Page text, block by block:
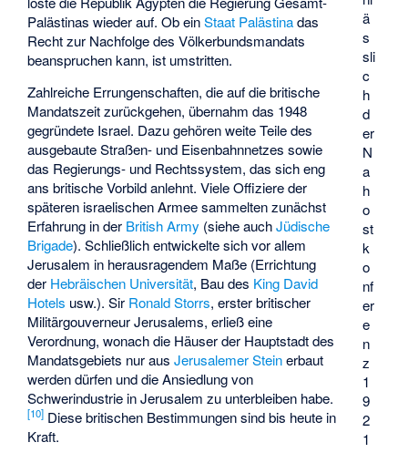
ä
s
sli
c
h
d
er
N
a
h
o
st
k
o
nf
er
e
n
z
1
9
2
1
Palästinas wieder auf. Ob einStaat Palästinadas
Recht zur Nachfolge des Völkerbundsmandats
beanspruchen kann, ist umstritten.
Zahlreiche Errungenschaften, die auf die britische
Mandatszeit zurückgehen, übernahm das 1948
gegründete Israel. Dazu gehören weite Teile des
ausgebaute Straßen- und Eisenbahnnetzes sowie
das Regierungs- und Rechtssystem, das sich eng
ans britische Vorbild anlehnt. Viele Offiziere der
späteren israelischen Armee sammelten zunächst
Erfahrung in der British Army (siehe auchJüdische
Brigade). Schließlich entwickelte sich vor allem
Jerusalem in herausragendem Maße (Errichtung
der Hebräischen Universität, Bau des King David
Hotels usw.). Sir Ronald Storrs, erster britischer
Militärgouverneur Jerusalems, erließ eine
Verordnung, wonach die Häuser der Hauptstadt des
Mandatsgebiets nur ausJerusalemer Steinerbaut
werden dürfen und die Ansiedlung von
Schwerindustrie in Jerusalem zu unterbleiben habe.
[10] Diese britischen Bestimmungen sind bis heute in
Kraft.